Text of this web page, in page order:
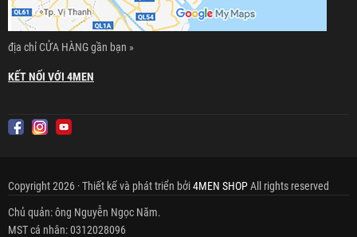
địa chỉ CỬA HÀNG gần bạn »
KẾT NỐI VỚI 4MEN
Copyright 2026 · Thiết kế và phát triển bởi4MEN SHOPAll rights reserved
Chủ quản: ông Nguyễn Ngọc Năm.
MST cá nhân: 0312028096